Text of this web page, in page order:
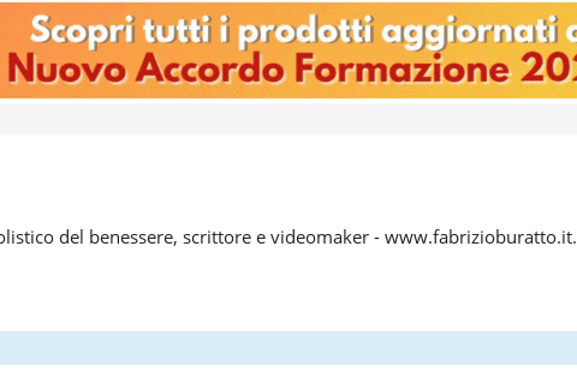
del benessere, scrittore e videomaker - www.fabrizioburatto.it.